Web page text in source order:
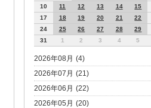
10
11 12 13 14 15
17
18 19 20 21 22
24
25 26 27 28 29
31
1 2 3 4 5
2026年08月 (4)
2026年07月 (21)
2026年06月 (22)
2026年05月 (20)